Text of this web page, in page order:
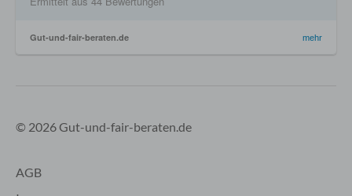
Gut-und-fair-beraten.de mehr
© 2026 Gut-und-fair-beraten.de
AGB